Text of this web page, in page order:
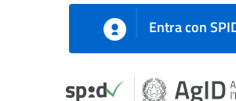
Entra con